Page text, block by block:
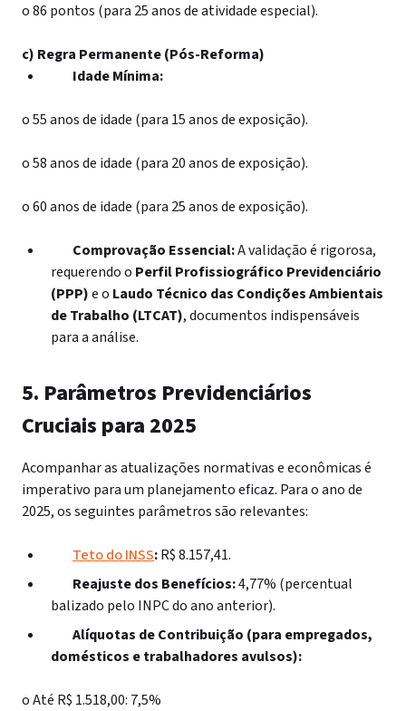
o86 pontos (para 25 anos de atividade especial).
c) Regra Permanente (Pós-Reforma)
Idade Mínima:
o55 anos de idade (para 15 anos de exposição).
o58 anos de idade (para 20 anos de exposição).
o60 anos de idade (para 25 anos de exposição).
Comprovação Essencial:A validação é rigorosa,
requerendo o Perfil Profissiográfico Previdenciário
(PPP)e o Laudo Técnico das Condições Ambientais
de Trabalho (LTCAT), documentos indispensáveis
para a análise.
5. Parâmetros Previdenciários
Cruciais para 2025
Acompanhar as atualizações normativas e econômicas é
imperativo para um planejamento eficaz. Para o ano de
2025, os seguintes parâmetros são relevantes:
Teto do INSS:R$ 8.157,41.
Reajuste dos Benefícios:4,77% (percentual
balizado pelo INPC do ano anterior).
Alíquotas de Contribuição (para empregados,
domésticos e trabalhadores avulsos):
oAté R$ 1.518,00: 7,5%